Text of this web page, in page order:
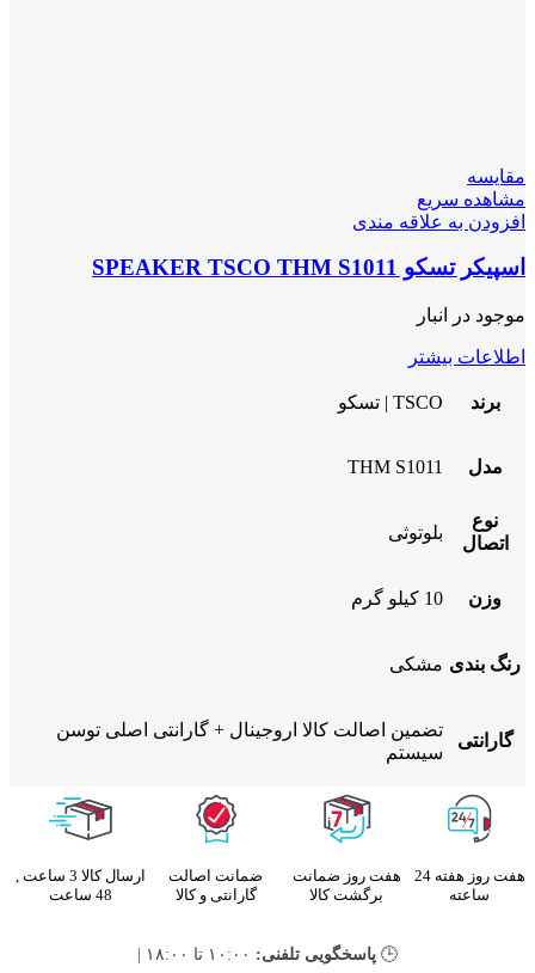
مقایسه
مشاهده سریع
افزودن به علاقه مندی
اسپیکر تسکو SPEAKER TSCO THM S1011
موجود در انبار
اطلاعات بیشتر
برند TSCO | تسکو
مدل THM S1011
نوع
اتصال
بلوتوثی
وزن 10 کیلو گرم
رنگ بندی مشکی
گارانتی
تضمین اصالت کالا اروجینال + گارانتی اصلی توسن
سیستم
هفت روز هفته 24
ساعته
هفت روز ضمانت
برگشت کالا
ضمانت اصالت
گارانتی و کالا
ارسال کالا 3 ساعت ,
48 ساعت
🕒 پاسخگویی تلفنی: